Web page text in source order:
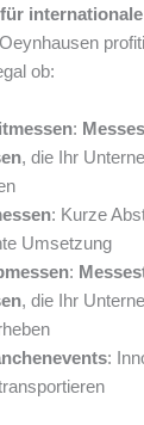
ob:
:
, die Ihr
: Kurze
Umsetzung
:
, die Ihr
: